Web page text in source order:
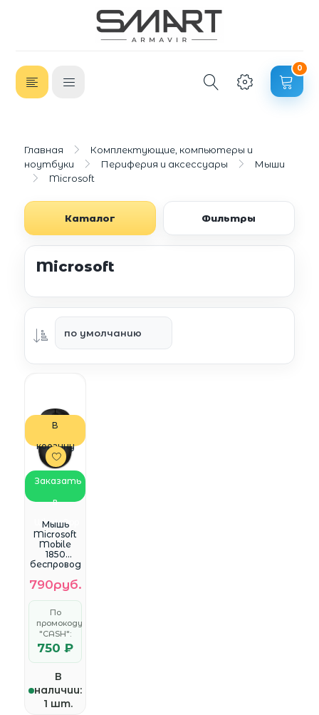
0
Главная
Комплектующие, компьютеры и
ноутбуки
Периферия и аксессуары
Мыши
Microsoft
Каталог Фильтры
Microsoft
В
корзину
Заказать
в
WhatsApp
Мышь
Microsoft
Mobile
1850
беспровод
1000dpi,
USB,
чёрный
(7MM-
00002)
790руб.
По
промокоду
"CASH":
750 ₽
В
наличии:
1 шт.